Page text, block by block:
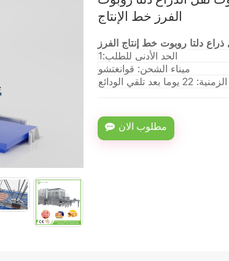
الفرز خط الإنتاج
الحد الأدنى للطلب:1
ميناء الشحن: قوانغتشو
بعد تلقي الودائع
مطلوب الان